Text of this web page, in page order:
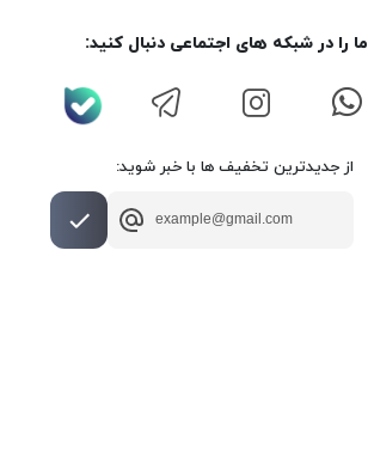
ما را در شبکه های اجتماعی دنبال کنید:
از جدیدترین تخفیف ها با خبر شوید: